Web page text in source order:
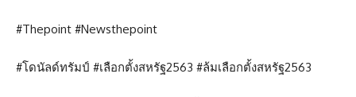
#Thepoint #Newsthepoint
#โดนัลด์ทรัมป์ #เลือกตั้งสหรัฐ2563 #ล้มเลือกตั้งสหรัฐ2563